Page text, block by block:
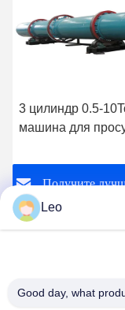
3 цилиндр 0.5-
машина для
часа большая
Получите лучшую
Jiangsu
Leo
Good day, what